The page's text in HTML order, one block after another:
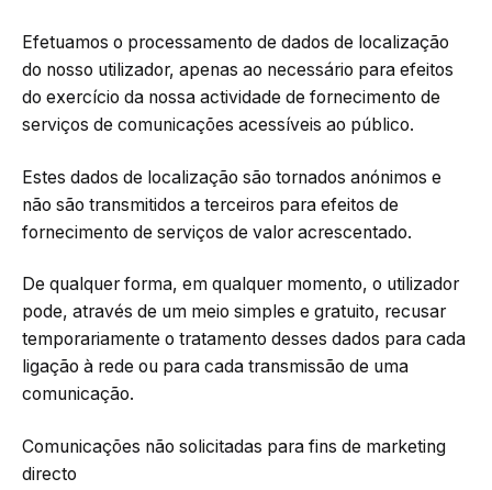
Efetuamos o processamento de dados de localização
do nosso utilizador, apenas ao necessário para efeitos
do exercício da nossa actividade de fornecimento de
serviços de comunicações acessíveis ao público.
Estes dados de localização são tornados anónimos e
não são transmitidos a terceiros para efeitos de
fornecimento de serviços de valor acrescentado.
De qualquer forma, em qualquer momento, o utilizador
pode, através de um meio simples e gratuito, recusar
temporariamente o tratamento desses dados para cada
ligação à rede ou para cada transmissão de uma
comunicação.
Comunicações não solicitadas para fins de marketing
directo